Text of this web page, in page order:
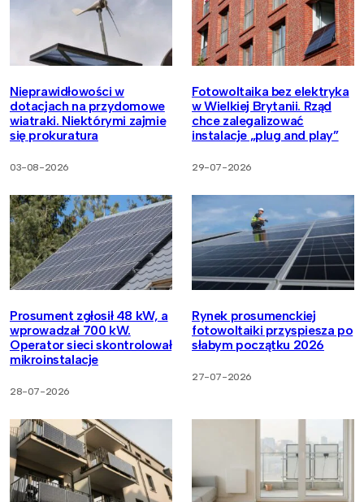
Nieprawidłowości w
dotacjach na przydomowe
wiatraki. Niektórymi zajmie
się prokuratura
03-08-2026
Fotowoltaika bez elektryka
w Wielkiej Brytanii. Rząd
chce zalegalizować
instalacje „plug and play”
29-07-2026
Prosument zgłosił 48 kW, a
wprowadzał 700 kW.
Operator sieci skontrolował
mikroinstalacje
28-07-2026
Rynek prosumenckiej
fotowoltaiki przyspiesza po
słabym początku 2026
27-07-2026